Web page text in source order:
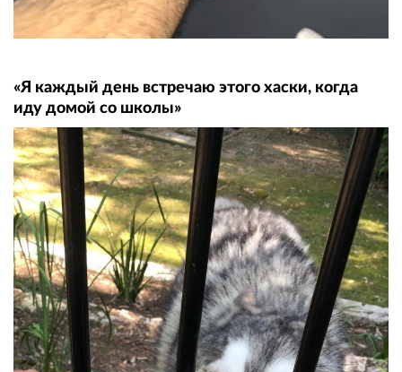
«Я каждый день встречаю этого хаски, когда
иду домой со школы»